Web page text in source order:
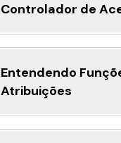
Controlador de
Entendendo
Atribuições